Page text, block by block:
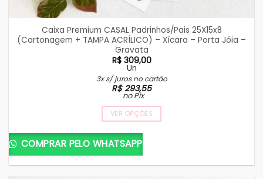
Caixa Premium CASAL Padrinhos/Pais 25X15x8
(Cartonagem + TAMPA ACRÍLICO) – Xícara – Porta Jóia –
Gravata
R$309,00
Un
3x s/ juros no cartão
R$293,55
no Pix
VER OPÇÕES
COMPRAR PELO WHATSAPP